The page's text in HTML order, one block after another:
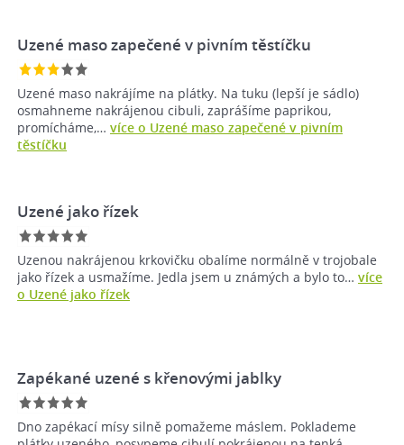
Uzené maso zapečené v pivním těstíčku
Uzené maso nakrájíme na plátky. Na tuku (lepší je sádlo)
osmahneme nakrájenou cibuli, zaprášíme paprikou,
promícháme,… více o Uzené maso zapečené v pivním
těstíčku
Uzené jako řízek
Uzenou nakrájenou krkovičku obalíme normálně v trojobale
jako řízek a usmažíme. Jedla jsem u známých a bylo to… více
o Uzené jako řízek
Zapékané uzené s křenovými jablky
Dno zapékací mísy silně pomažeme máslem. Poklademe